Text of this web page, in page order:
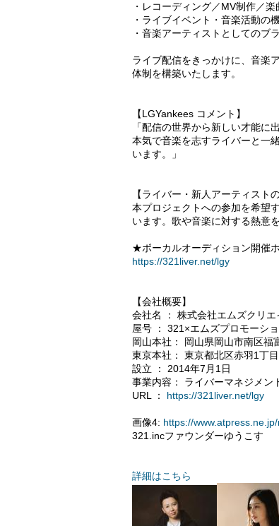
・レコーディング／MV制作／
・ライブイベント・音楽活動の
・音楽アーティストとしてのブ
ライブ配信をきっかけに、音楽
体制を構築いたします。
【LGYankees コメント】
「配信の世界から新しい才能に
本気で音楽を志すライバーと一
います。」
【ライバー・新人アーティスト
本プロジェクトへの参加を希望
います。歌や音楽に対する熱意
★ボーカルオーディション開催
https://321liver.net/lgy
【会社概要】
会社名 ： 株式会社エムズクリエ
屋号 ： 321×エムズプロモーシ
岡山本社： 岡山県岡山市南区福
東京本社： 東京都北区赤羽1丁
設立 ： 2014年7月1日
事業内容： ライバーマネジメン
URL ： https://321liver.net/lgy
画像4: https://
321.incファウンダーゆうこす
詳細はこちら